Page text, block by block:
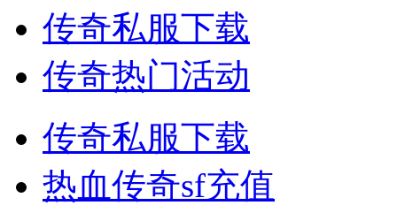
传奇私服下载
传奇热门活动
传奇私服下载
热血传奇sf充值